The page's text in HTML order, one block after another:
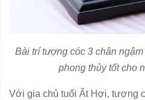
Bài trí tượng cóc 3 chân
phong thủy tốt cho
Với gia chủ tuổi Ất Hợi, tượng